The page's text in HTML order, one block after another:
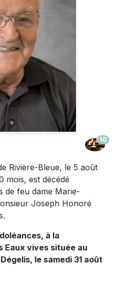
10
Rivière-Bleue, le 5 août
mois, est décédé
de feu dame Marie-
Joseph Honoré
à la
Eaux vives située au
le samedi 31 août